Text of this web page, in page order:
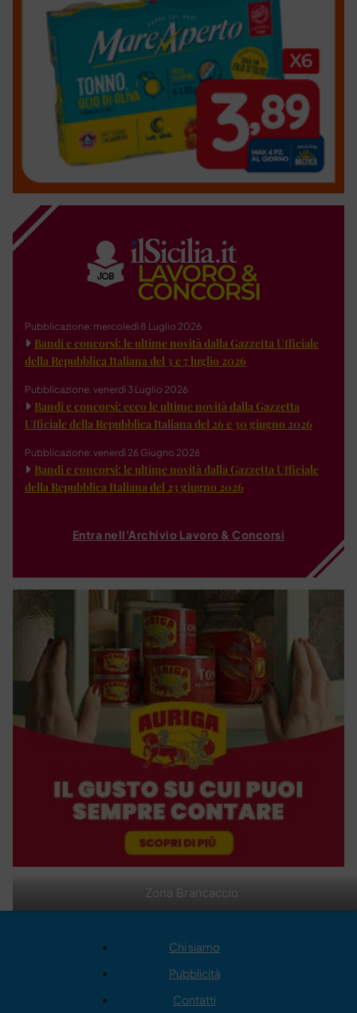
Zona Brancaccio
Pubblicazione: mercoledì 8 Luglio 2026
Bandi e concorsi: le ultime novità dalla Gazzetta Ufficiale
della Repubblica Italiana del 3 e 7 luglio 2026
Pubblicazione: venerdì 3 Luglio 2026
Bandi e concorsi: ecco le ultime novità dalla Gazzetta
Ufficiale della Repubblica Italiana del 26 e 30 giugno 2026
Pubblicazione: venerdì 26 Giugno 2026
Bandi e concorsi: le ultime novità dalla Gazzetta Ufficiale
della Repubblica Italiana del 23 giugno 2026
Entra nell'Archivio Lavoro & Concorsi
Chi siamo
Pubblicità
Contatti